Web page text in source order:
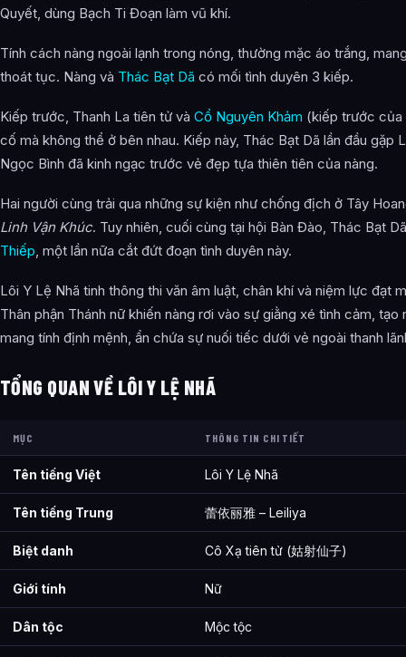
Cảnh giới tu luyện của Lôi Y Lệ Nhã (Cô Xạ Tiên Tử) như thế
Lôi Y Lệ Nhã (Cô Xạ Tiên Tử) xuất hiện trong tác phẩm nào?
Thông tin về Lôi Y Lệ Nhã (Cô Xạ Tiên Tử) được tổng hợp từ
Quyết, dùng Bạch Ti Đoạn làm vũ khí.
Tính cách nàng ngoài lạnh trong nóng, thường mặc áo trắng,
thoát tục. Nàng và Thác Bạt Dã có mối tình duyên 3 kiếp.
Kiếp trước, Thanh La tiên tử và Cổ Nguyên Khảm (kiếp trước của
cố mà không thể ở bên nhau. Kiếp này, Thác Bạt Dã lần đầu gặp
Ngọc Bình đã kinh ngạc trước vẻ đẹp tựa thiên tiên của nàng.
Hai người cùng trải qua những sự kiện như chống địch ở Tây
Linh Vận Khúc. Tuy nhiên, cuối cùng tại hội Bàn Đào, Thác Bạt
Thiếp, một lần nữa cắt đứt đoạn tình duyên này.
Lôi Y Lệ Nhã tinh thông thi văn âm luật, chân khí và niệm lực đạt
Thân phận Thánh nữ khiến nàng rơi vào sự giằng xé tình cảm, tạo
mang tính định mệnh, ẩn chứa sự nuối tiếc dưới vẻ ngoài thanh
TỔNG QUAN VỀ LÔI Y LỆ NHÃ
MỤC THÔNG TIN CHI TIẾT
Tên tiếng Việt Lôi Y Lệ Nhã
Tên tiếng Trung 蕾依丽雅 – Leiliya
Biệt danh Cô Xạ tiên tử (姑射仙子)
Giới tính Nữ
Dân tộc Mộc tộc